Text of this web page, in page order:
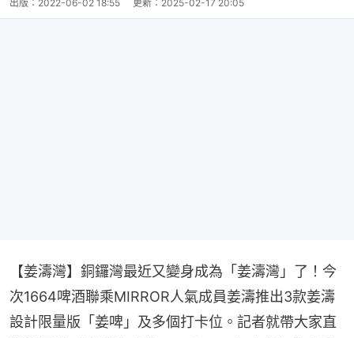
出版： 2022-06-02 18:55 更新： 2025-02-17 20:05
【姜濤灣】銅鑼灣最近又變身成為「姜濤灣」了！今
次1664啤酒聯乘MIRROR人氣成員姜濤推出3款姜濤
設計限量版「姜啤」及多個打卡位。記者就帶大家直